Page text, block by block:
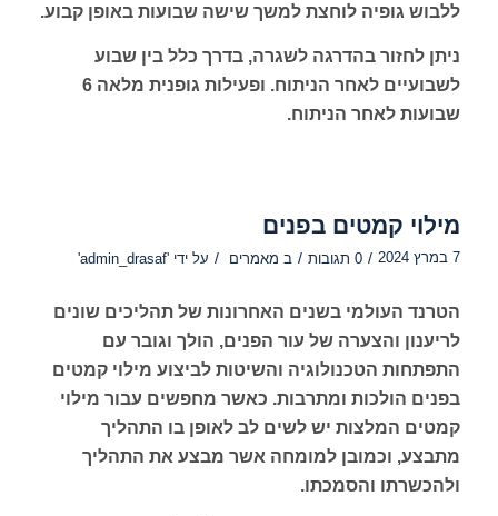
ללבוש גופיה לוחצת למשך שישה שבועות באופן קבוע.
ניתן לחזור בהדרגה לשגרה, בדרך כלל בין שבוע
לשבועיים לאחר הניתוח. ופעילות גופנית מלאה 6
שבועות לאחר הניתוח.
מילוי קמטים בפנים
7 במרץ 2024 / 0 תגובות / ב מאמרים / על ידי 'admin_drasaf'
הטרנד העולמי בשנים האחרונות של תהליכים שונים
לריענון והצערה של עור הפנים, הולך וגובר עם
התפתחות הטכנולוגיה והשיטות לביצוע מילוי קמטים
בפנים הולכות ומתרבות. כאשר מחפשים עבור מילוי
קמטים המלצות יש לשים לב לאופן בו התהליך
מתבצע, וכמובן למומחה אשר מבצע את התהליך
ולהכשרתו והסמכתו.